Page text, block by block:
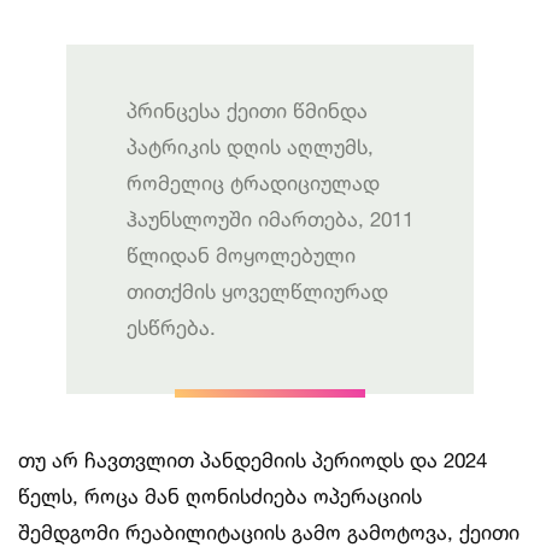
პრინცესა ქეითი წმინდა
პატრიკის დღის აღლუმს,
რომელიც ტრადიციულად
ჰაუნსლოუში იმართება, 2011
წლიდან მოყოლებული
თითქმის ყოველწლიურად
ესწრება.
თუ არ ჩავთვლით პანდემიის პერიოდს და 2024
წელს, როცა მან ღონისძიება ოპერაციის
შემდგომი რეაბილიტაციის გამო გამოტოვა, ქეითი